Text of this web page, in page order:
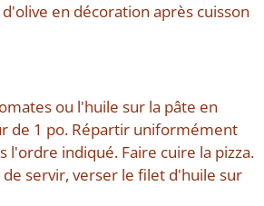
en décoration après cuisson
ou l'huile sur la pâte en
de 1 po. Répartir uniformément
l'ordre indiqué. Faire cuire la pizza.
servir, verser le filet d'huile sur